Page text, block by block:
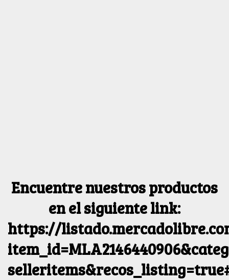
Encuentre nuestros productos
en el siguiente link:
https://